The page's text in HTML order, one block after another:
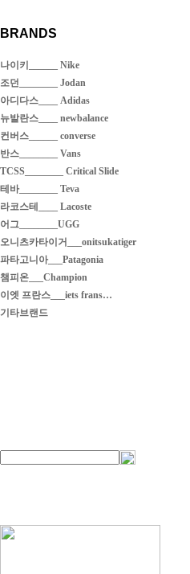
BRANDS
나이키______ Nike
조던________ Jodan
아디다스____ Adidas
뉴발란스____ newbalance
컨버스______ converse
반스________ Vans
TCSS________ Critical Slide
테바________ Teva
라코스테____ Lacoste
어그________UGG
오니츠카타이거___onitsukatiger
파타고니아___Patagonia
챔피온___Champion
이엣 프란스___iets frans…
기타브랜드